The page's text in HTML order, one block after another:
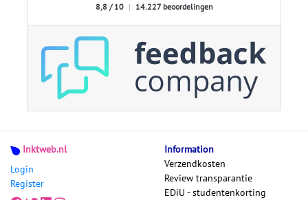
8,8 / 10 | 14.227 beoordelingen
Inktweb.nl
Login
Register
Information
Verzendkosten
Review transparantie
EDiU - studentenkorting